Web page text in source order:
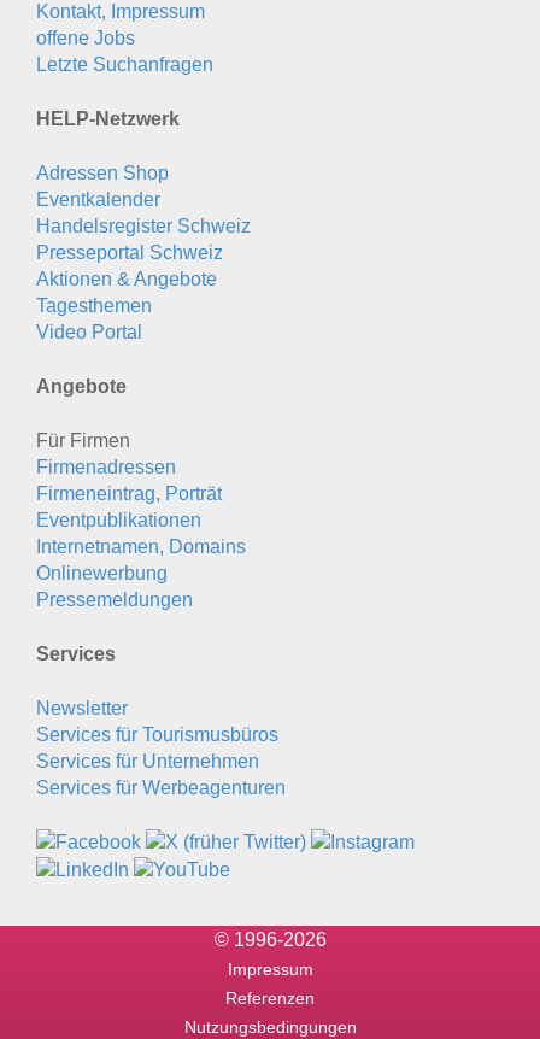
Kontakt, Impressum
offene Jobs
Letzte Suchanfragen
HELP-Netzwerk
Adressen Shop
Eventkalender
Handelsregister Schweiz
Presseportal Schweiz
Aktionen & Angebote
Tagesthemen
Video Portal
Angebote
Für Firmen
Firmenadressen
Firmeneintrag, Porträt
Eventpublikationen
Internetnamen, Domains
Onlinewerbung
Pressemeldungen
Services
Newsletter
Services für Tourismusbüros
Services für Unternehmen
Services für Werbeagenturen
© 1996-2026
Impressum
Referenzen
Nutzungsbedingungen